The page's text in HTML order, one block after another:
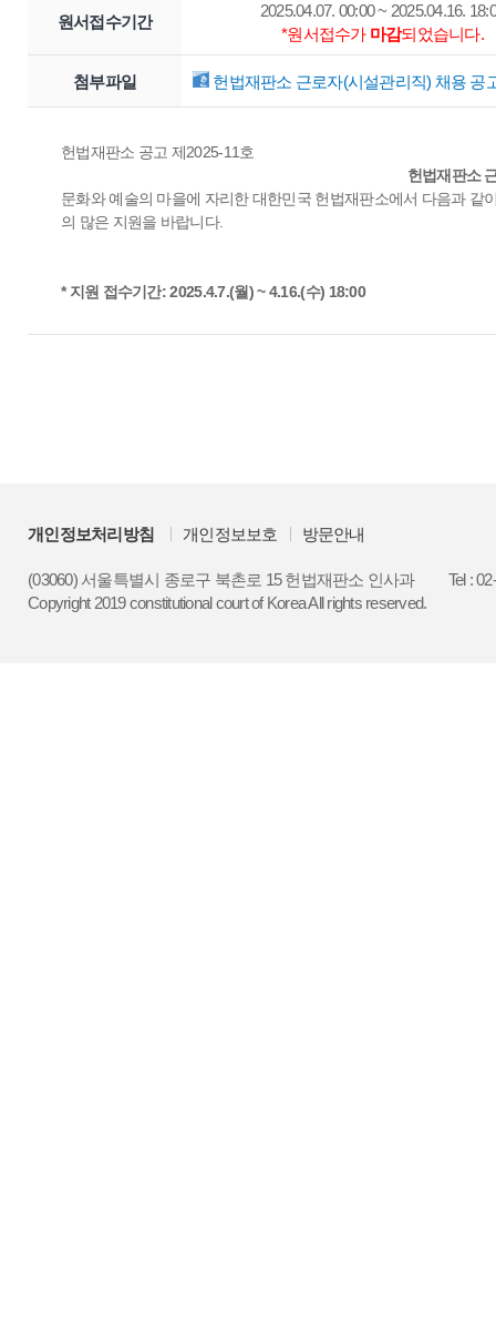
원서접수기간
2025.04.07. 00:00 ~ 2025.04.16.
*원서접수가 마감되었습니다.
첨부파일 헌법재판소 근로자(시설관리직) 채용 공
헌법재판소 공고 제2025-11호
헌법재판소
문화와 예술의 마을에 자리한 대한민국 헌법재판소에서 다음과
의 많은 지원을 바랍니다.
* 지원 접수기간: 2025.4.7.(월) ~ 4.16.(수) 18:00
개인정보처리방침 개인정보보호 방문안내
(03060) 서울특별시 종로구 북촌로 15 헌법재판소 인사과
Tel :
Copyright 2019 constitutional court of Korea All rights reserved.